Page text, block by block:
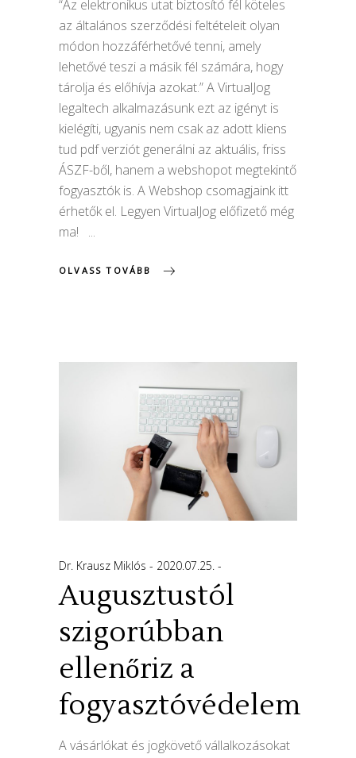
“Az elektronikus utat biztosító fél köteles
az általános szerződési feltételeit olyan
módon hozzáférhetővé tenni, amely
lehetővé teszi a másik fél számára, hogy
tárolja és előhívja azokat.” A VirtualJog
legaltech alkalmazásunk ezt az igényt is
kielégíti, ugyanis nem csak az adott kliens
tud pdf verziót generálni az aktuális, friss
ÁSZF-ből, hanem a webshopot megtekintő
fogyasztók is. A Webshop csomagjaink itt
érhetők el. Legyen VirtualJog előfizető még
ma!
OLVASS TOVÁBB
Dr. Krausz Miklós 2020.07.25.
Augusztustól
szigorúbban
ellenőriz a
fogyasztóvédelem
A vásárlókat és jogkövető vállalkozásokat